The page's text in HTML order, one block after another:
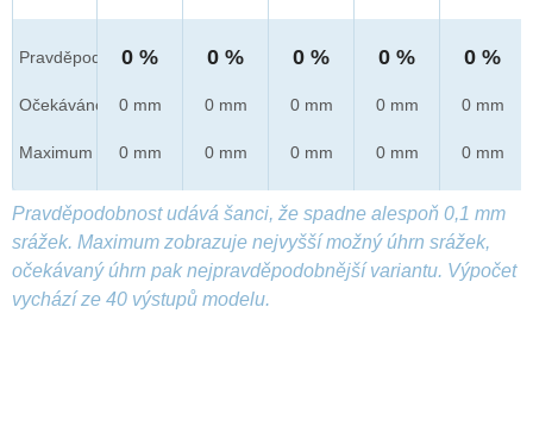
Pravděpod.
Očekáváno
Maximum
0 %
0 mm
0 mm
0 %
0 mm
0 mm
0 %
0 mm
0 mm
0 %
0 mm
0 mm
0 %
0 mm
0 mm
Pravděpodobnost udává šanci, že spadne alespoň 0,1 mm
srážek. Maximum zobrazuje nejvyšší možný úhrn srážek,
očekávaný úhrn pak nejpravděpodobnější variantu. Výpočet
vychází ze 40 výstupů modelu.